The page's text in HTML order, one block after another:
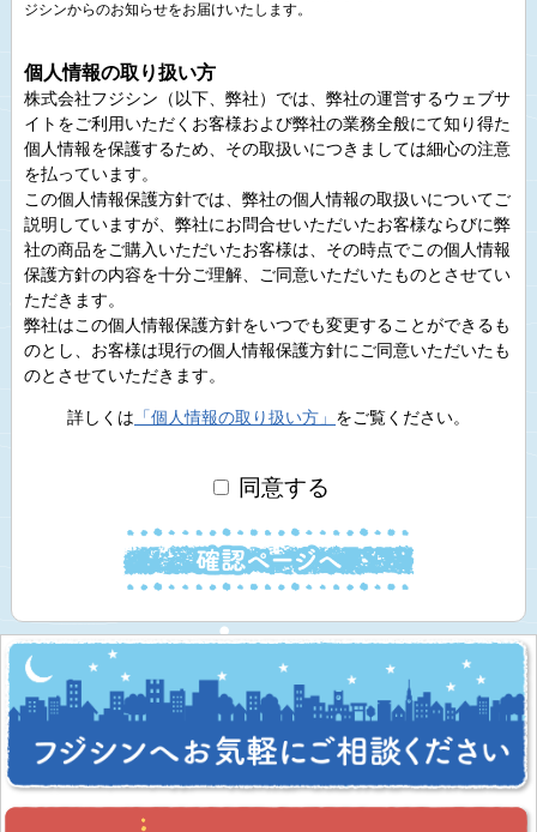
ジシンからのお知らせをお届けいたします。
個人情報の取り扱い方
株式会社フジシン（以下、弊社）では、弊社の運営するウェブサ
イトをご利用いただくお客様および弊社の業務全般にて知り得た
個人情報を保護するため、その取扱いにつきましては細心の注意
を払っています。
この個人情報保護方針では、弊社の個人情報の取扱いについてご
説明していますが、弊社にお問合せいただいたお客様ならびに弊
社の商品をご購入いただいたお客様は、その時点でこの個人情報
保護方針の内容を十分ご理解、ご同意いただいたものとさせてい
ただきます。
弊社はこの個人情報保護方針をいつでも変更することができるも
のとし、お客様は現行の個人情報保護方針にご同意いただいたも
のとさせていただきます。
詳しくは 「個人情報の取り扱い方」 をご覧ください。
同意する